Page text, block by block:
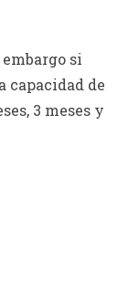
si
capacidad de
3 meses y